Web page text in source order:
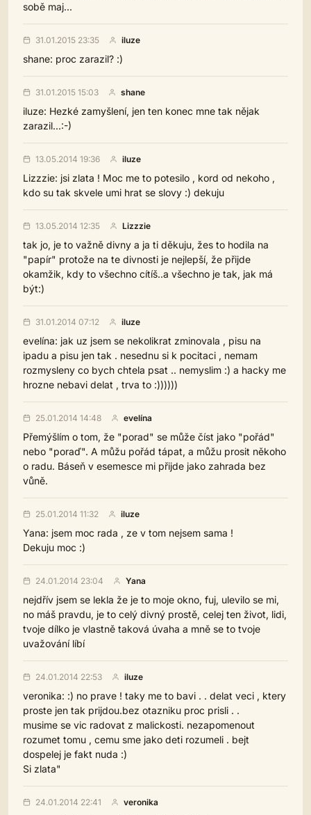
sobě maj...
31.01.2015 23:35 iluze
shane: proc zarazil? :)
31.01.2015 15:03 shane
iluze: Hezké zamyšlení, jen ten konec mne tak nějak
zarazil...:-)
13.05.2014 19:36 iluze
Lizzzie: jsi zlata ! Moc me to potesilo , kord od nekoho ,
kdo su tak skvele umi hrat se slovy :) dekuju
13.05.2014 12:35 Lizzzie
tak jo, je to važně divny a ja ti děkuju, žes to hodila na
"papír" protože na te divnosti je nejlepší, že přijde
okamžik, kdy to všechno cítíš..a všechno je tak, jak má
být:)
31.01.2014 07:12 iluze
evelína: jak uz jsem se nekolikrat zminovala , pisu na
ipadu a pisu jen tak . nesednu si k pocitaci , nemam
rozmysleny co bych chtela psat .. nemyslim :) a hacky me
hrozne nebavi delat , trva to :))))))
25.01.2014 14:48 evelína
Přemýšlím o tom, že "porad" se může číst jako "pořád"
nebo "poraď". A můžu pořád tápat, a můžu prosit někoho
o radu. Báseň v esemesce mi přijde jako zahrada bez
vůně.
25.01.2014 11:32 iluze
Yana: jsem moc rada , ze v tom nejsem sama !
Dekuju moc :)
24.01.2014 23:04 Yana
nejdřív jsem se lekla že je to moje okno, fuj, ulevilo se mi,
no máš pravdu, je to celý divný prostě, celej ten život, lidi,
tvoje dílko je vlastně taková úvaha a mně se to tvoje
uvažování líbí
24.01.2014 22:53 iluze
veronika: :) no prave ! taky me to bavi . . delat veci , ktery
proste jen tak prijdou.bez otazniku proc prisli . .
musime se vic radovat z malickosti. nezapomenout
rozumet tomu , cemu sme jako deti rozumeli . bejt
dospelej je fakt nuda :)
Si zlata"
24.01.2014 22:41 veronika